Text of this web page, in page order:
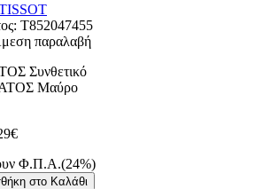
T852047455
παραλαβή
Συνθετικό
Μαύρο
Φ.Π.Α.(24%)
στο Καλάθι